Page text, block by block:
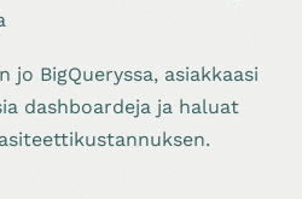
jo BigQueryssa, asiakkaasi
dashboardeja ja haluat